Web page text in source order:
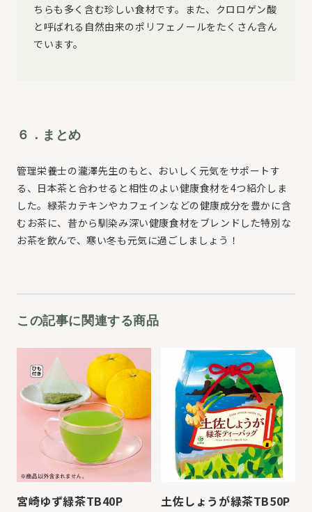
ちらも多く含む珍しい食材です。また、クロロゲン酸
と呼ばれる自然由来のポリフェノールをたくさん含ん
でいます。
６．まとめ
管理栄養士の瀧澤先生のもと、おいしく元気をサポートす
る、日本茶と合わせると相性のよい健康食材を4つ紹介しま
した。緑茶カテキンやカフェインなどの健康成分を豊かに含
むお茶に、昔から馴染み深い健康食材をブレンドした特別な
お茶を飲んで、寒い冬も元気に過ごしましょう！
この記事に関連する商品
宮崎ゆず緑茶TB40P
土佐しょうが緑茶TB50P